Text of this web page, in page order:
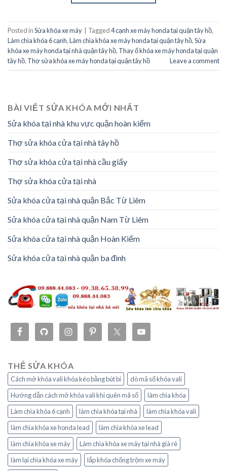
Posted inSửa khóa xe máy Tagged4 cạnh xe máy honda tại quận tây hồ,
Làm chìa khóa 6 cạnh,Làm chìa khóa xe máy honda tại quận tây hồ,Sửa
khóa xe máy honda tại nhà quận tây hồ, Thay ổ khóa xe máy honda tại quận
tây hồ, Thợ sửa khóa xe máy honda tại quận tây hồ Leave a comment
BÀI VIẾT SỬA KHÓA MỚI NHẤT
Sửa khóa tại nhà khu vực quận hoàn kiếm
Thợ sửa khóa cửa tại nhà tây hồ
Thợ sửa khóa cửa tại nhà cầu giấy
Thợ sửa khóa cửa tại nhà
Sửa khóa cửa tại nhà quận Bắc Từ Liêm
Sửa khóa cửa tại nhà quận Nam Từ Liêm
Sửa khóa cửa tại nhà quận Hoàn Kiếm
Sửa khóa cửa tại nhà quận ba đình
THẺ SỬA KHÓA
Cách mở khóa vali khóa kéo bằng bút bi
dò mã số khóa vali
Hướng dẫn cách mở khóa vali khi quên mã số
làm chìa khóa
Làm chìa khóa 6 cạnh
làm chìa khóa tại nhà
làm chìa khóa vali
làm chìa khóa xe honda lead
làm chìa khóa xe lead
làm chìa khóa xe máy
Làm chìa khóa xe máy tại nhà giá rẻ
làm lại chìa khóa xe máy
lắp khóa chống trộm xe máy